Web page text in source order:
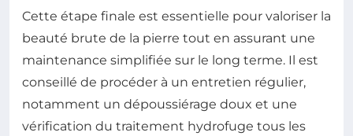
Cette étape finale est essentielle pour valoriser la
beauté brute de la pierre tout en assurant une
maintenance simplifiée sur le long terme. Il est
conseillé de procéder à un entretien régulier,
notamment un dépoussiérage doux et une
vérification du traitement hydrofuge tous les